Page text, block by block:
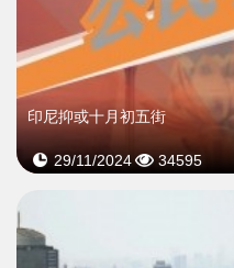
印尼抑或十月初五街
29/11/2024 34595